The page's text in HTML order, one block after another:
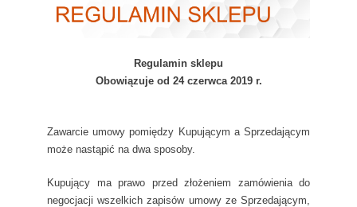
Regulamin sklepu
Obowiązuje od 24 czerwca 2019 r.
Zawarcie umowy pomiędzy Kupującym a Sprzedającym
może nastąpić na dwa sposoby.
Kupujący ma prawo przed złożeniem zamówienia do
negocjacji wszelkich zapisów umowy ze Sprzedającym,